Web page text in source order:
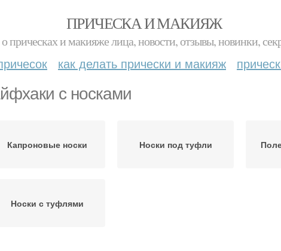
ПРИЧЕСКА И МАКИЯЖ
прическах и макияже лица, новости, отзывы, новинки,
как делать прически и макияж
с носками
Капроновые носки Носки под туфли
Носки с туфлями